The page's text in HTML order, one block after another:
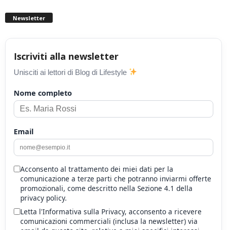
Newsletter
Iscriviti alla newsletter
Unisciti ai lettori di Blog di Lifestyle
Nome completo
Email
Acconsento al trattamento dei miei dati per la
comunicazione a terze parti che potranno inviarmi offerte
promozionali, come descritto nella Sezione 4.1 della
privacy policy.
Letta l'Informativa sulla Privacy, acconsento a ricevere
comunicazioni commerciali (inclusa la newsletter) via